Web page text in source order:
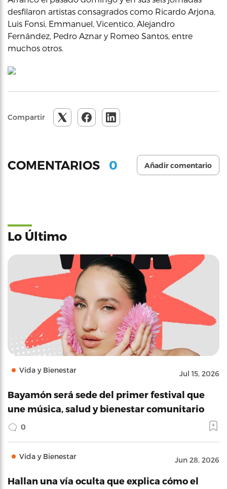
desfilaron artistas consagrados como Ricardo Arjona,
Luis Fonsi, Emmanuel, Vicentico, Alejandro
Fernández, Pedro Aznar y Romeo Santos, entre
muchos otros.
Compartir
COMENTARIOS 0 Añadir comentario
Lo Último
Vida y Bienestar Jul 15, 2026
Bayamón será sede del primer festival que
une música, salud y bienestar comunitario
0
Vida y Bienestar Jun 28, 2026
Hallan una vía oculta que explica cómo el